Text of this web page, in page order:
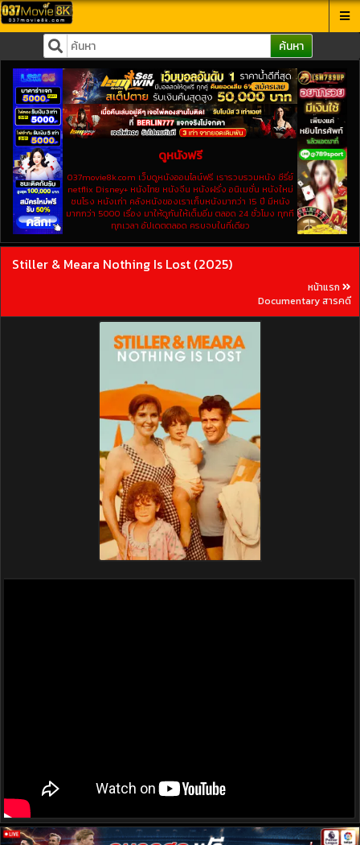
ค้นหา
ดูหนังฟรี
037movie8k.com เว็บดูหนังออนไลน์ฟรี เรารวบรวมหนัง ซีรี่ย์
netflix Disney+ หนังไทย หนังจีน หนังฝรั่ง อนิเมชั่น หนังใหม่
ชนโรง หนังเก่า คลังหนังของเราเก็บหนังมากว่า 15 ปี มีหนัง
มากกว่า 5000 เรื่อง มาให้ดูกันให้เต็มอิ่ม ตลอด 24 ชั่วโมง ทุกที
ทุกเวลา อัปเดตตลอด ครบจบในที่เดียว
Stiller & Meara Nothing Is Lost (2025)
หน้าแรก
Documentary สารคดี